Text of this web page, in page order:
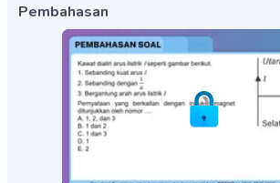
Pembahasan